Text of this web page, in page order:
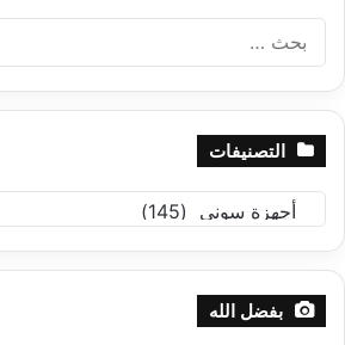
التصنيفات
ل
ت
ي
بفضل الله